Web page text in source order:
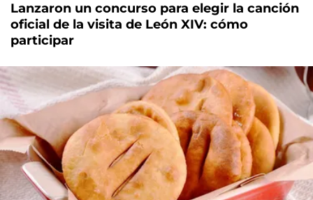
Lanzaron un concurso para elegir la canción
oficial de la visita de León XIV: cómo
participar